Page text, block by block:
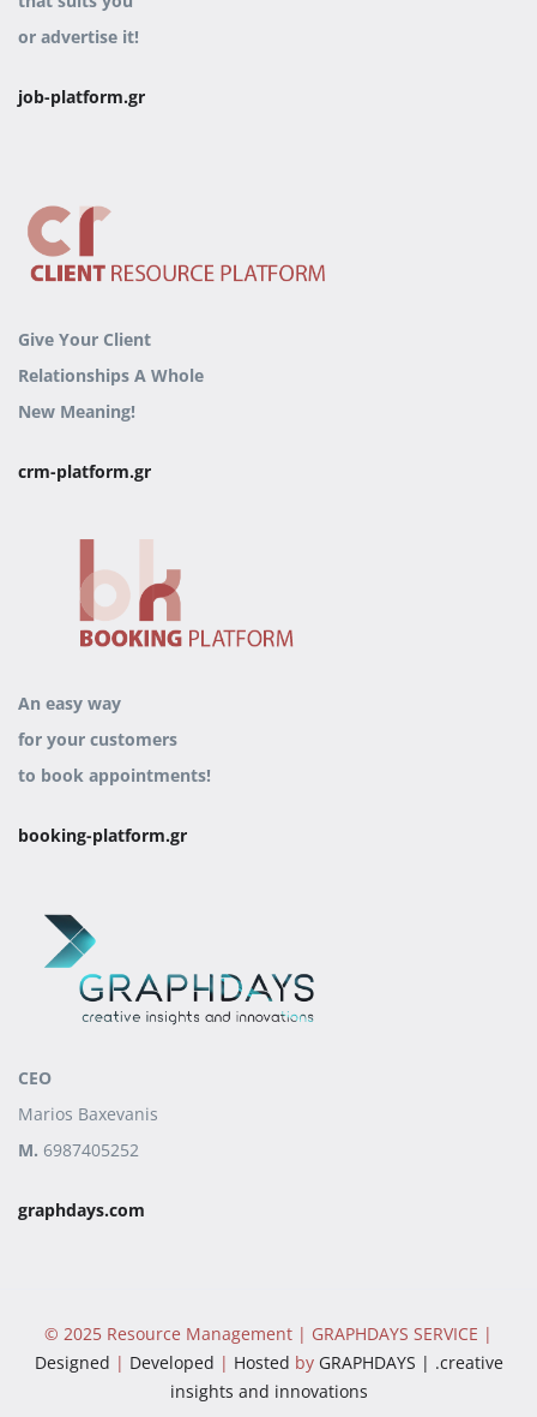
or advertise it!
job-platform.gr
Give Your Client
Relationships A Whole
New Meaning!
crm-platform.gr
An easy way
for your customers
to book appointments!
booking-platform.gr
CEO
Marios Baxevanis
M. 6987405252
graphdays.com
© 2025 Resource Management | GRAPHDAYS SERVICE |
Designed | Developed | Hosted by GRAPHDAYS | .creative
insights and innovations